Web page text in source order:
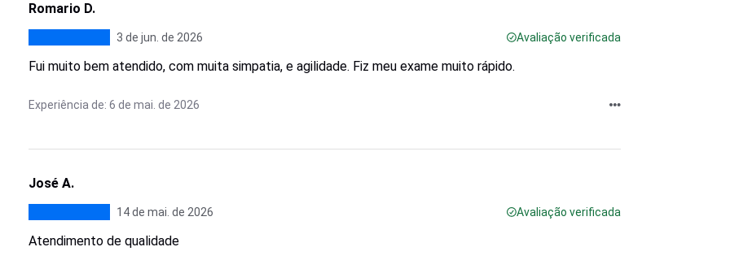
Romario D.
3 de jun. de 2026 Avaliação verificada
Fui muito bem atendido, com muita simpatia, e agilidade. Fiz meu exame muito rápido.
Experiência de: 6 de mai. de 2026
José A.
14 de mai. de 2026 Avaliação verificada
Atendimento de qualidade